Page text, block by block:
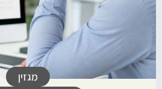
מגזין